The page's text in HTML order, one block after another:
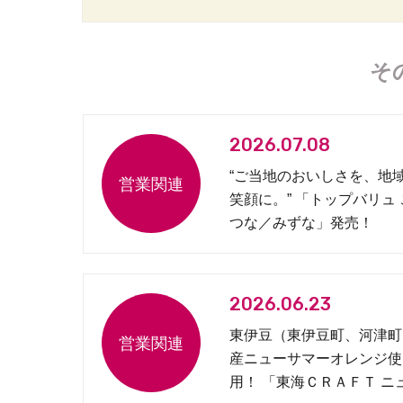
そ
2026.07.08
“ご当地のおいしさを、地
笑顔に。” 「トップバリュ
つな／みずな」発売！
2026.06.23
東伊豆（東伊豆町、河津
産ニューサマーオレンジ使
用！ 「東海ＣＲＡＦＴ ニ